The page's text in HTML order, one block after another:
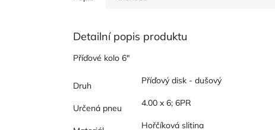
Detailní popis produktu
Příďové kolo 6"
Druh Příďový disk - dušový
Určená pneu 4.00 x 6; 6PR
Hořčíková slitina